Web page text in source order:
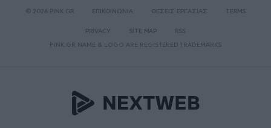
© 2026 PINK.GR ΕΠΙΚΟΙΝΩΝΙΑ ΘΕΣΕΙΣ ΕΡΓΑΣΙΑΣ TERMS
PRIVACY SITE MAP
RSS
PINK.GR NAME & LOGO ARE REGISTERED TRADEMARKS